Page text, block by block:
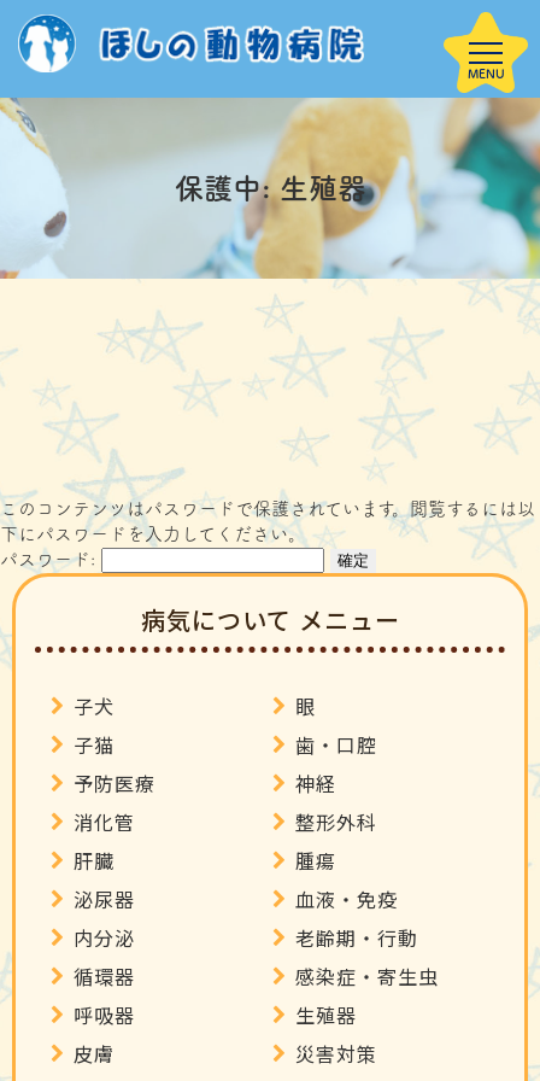
当院について 院内案内
診療案内
子犬を迎えた方
スタッフ紹介 アクセス よくある質問
採用情報
〒456-0012 名古屋市熱田区沢上2丁目5-27
052-671-8543
保護中: 生殖器
このコンテンツはパスワードで保護されています。閲覧するには以
下にパスワードを入力してください。
パスワード:
病気について メニュー
子犬
子猫
予防医療
消化管
肝臓
泌尿器
内分泌
循環器
呼吸器
皮膚
眼
歯・口腔
神経
整形外科
腫瘍
血液・免疫
老齢期・行動
感染症・寄生虫
生殖器
災害対策